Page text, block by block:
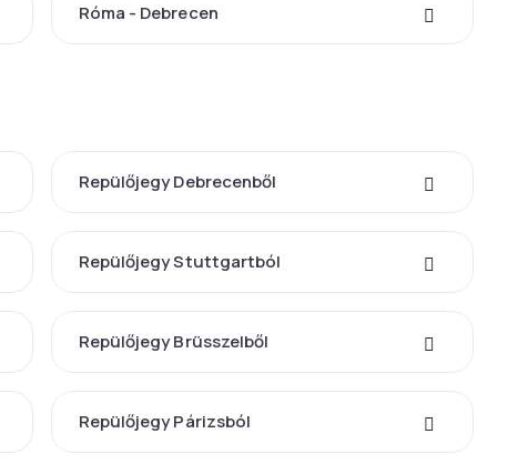
Róma - Debrecen
Repülőjegy Debrecenből
Repülőjegy Stuttgartból
Repülőjegy Brüsszelből
Repülőjegy Párizsból